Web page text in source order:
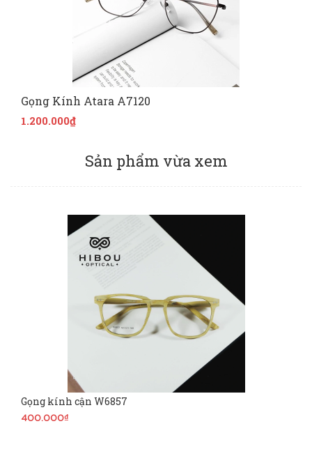
Gọng Kính Atara A7120
1.200.000₫
Sản phẩm vừa xem
Gọng kính cận W6857
400.000₫